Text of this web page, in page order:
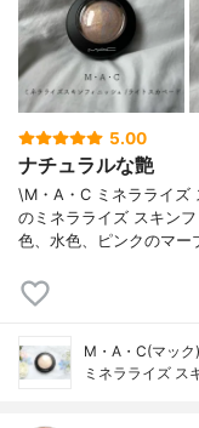
5.00
ナチュラルな艶
\M・A・C ミネラライズ
のミネラライズ スキン
色、水色、ピンクのマー
M・A・C(マック)
ミネラライズ ス